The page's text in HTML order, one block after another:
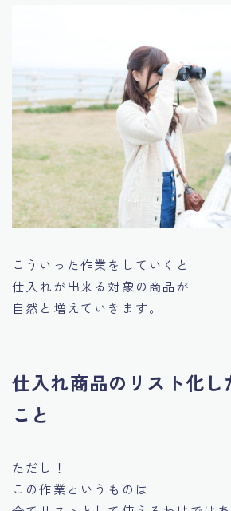
こういった作業をしていくと
仕入れが出来る対象の商品が
自然と増えていきます。
仕入れ商品のリスト化し
こと
ただし！
この作業というものは